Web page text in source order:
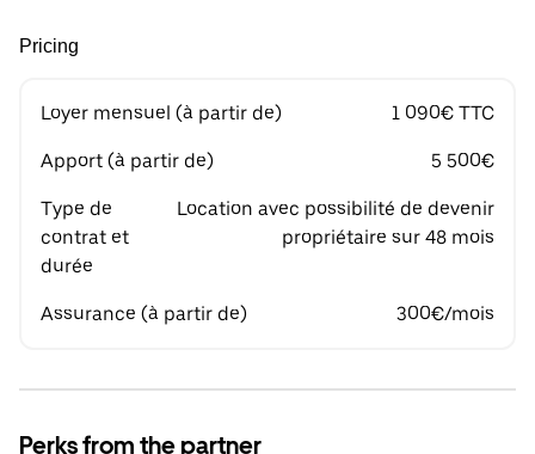
Pricing
Loyer mensuel (à partir de) 1 090€ TTC
Apport (à partir de) 5 500€
Type de
contrat et
durée
Location avec possibilité de devenir
propriétaire sur 48 mois
Assurance (à partir de) 300€/mois
Perks from the partner